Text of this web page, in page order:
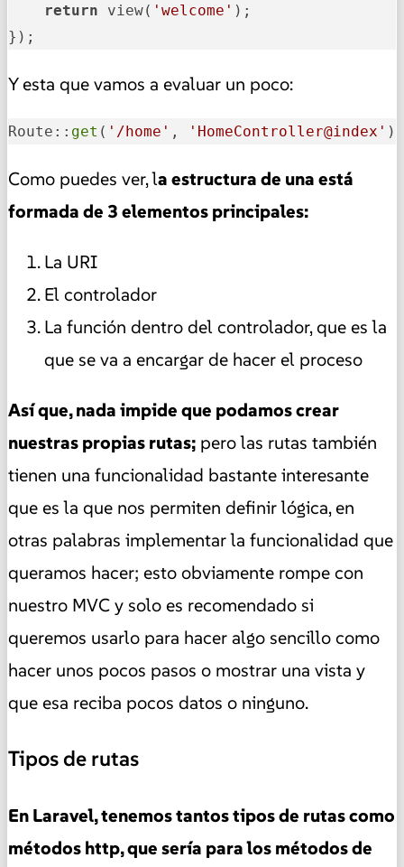
return view( 'welcome' );
});
Y esta que vamos a evaluar un poco:
Route:: get ( '/home' , 'HomeController@index'
Como puedes ver, la estructura de una está
formada de 3 elementos principales:
La URI
El controlador
La función dentro del controlador, que es la
que se va a encargar de hacer el proceso
Así que, nada impide que podamos crear
nuestras propias rutas; pero las rutas también
tienen una funcionalidad bastante interesante
que es la que nos permiten definir lógica, en
otras palabras implementar la funcionalidad que
queramos hacer; esto obviamente rompe con
nuestro MVC y solo es recomendado si
queremos usarlo para hacer algo sencillo como
hacer unos pocos pasos o mostrar una vista y
que esa reciba pocos datos o ninguno.
Tipos de rutas
En Laravel, tenemos tantos tipos de rutas como
métodos http, que sería para los métodos de